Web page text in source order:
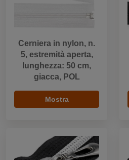
Cerniera in nylon, n.
5, estremità aperta,
lunghezza: 50 cm,
giacca, POL
Mostra